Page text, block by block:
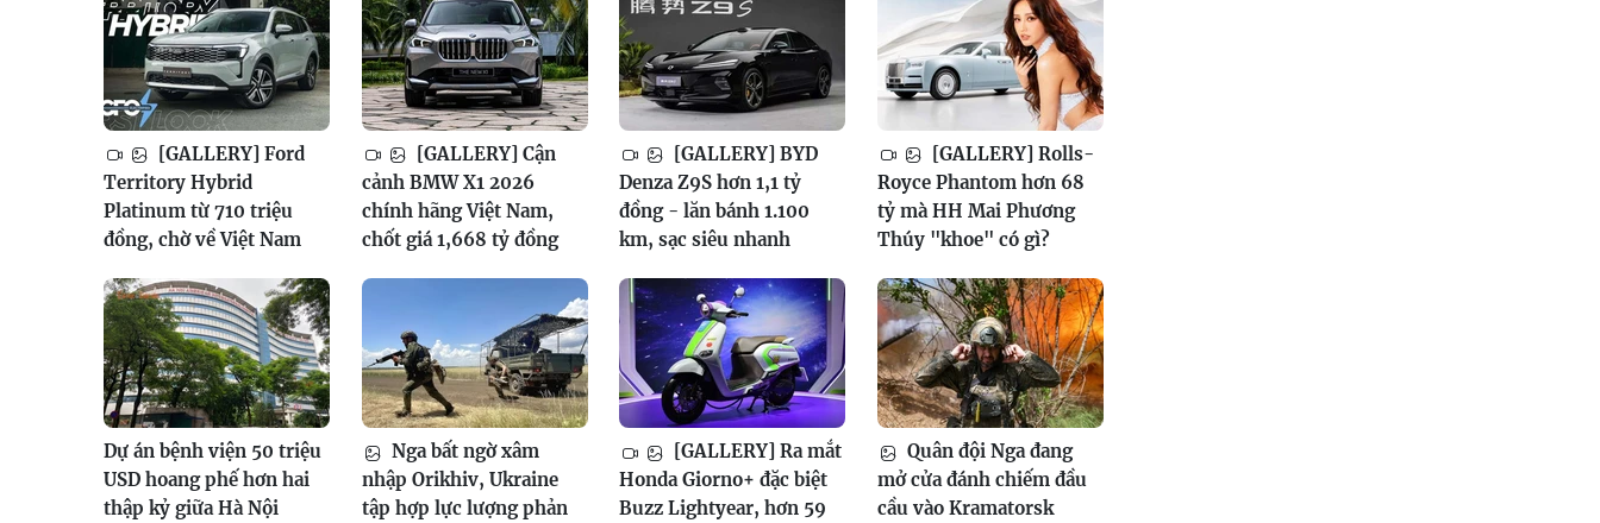
[GALLERY] Ford
Territory Hybrid
Platinum từ 710 triệu
đồng, chờ về Việt Nam
[GALLERY] Cận
cảnh BMW X1 2026
chính hãng Việt Nam,
chốt giá 1,668 tỷ đồng
[GALLERY] BYD
Denza Z9S hơn 1,1 tỷ
đồng - lăn bánh 1.100
km, sạc siêu nhanh
[GALLERY] Rolls-
Royce Phantom hơn 68
tỷ mà HH Mai Phương
Thúy "khoe" có gì?
Dự án bệnh viện 50 triệu
USD hoang phế hơn hai
thập kỷ giữa Hà Nội
Nga bất ngờ xâm
nhập Orikhiv, Ukraine
tập hợp lực lượng phản
[GALLERY] Ra mắt
Honda Giorno+ đặc biệt
Buzz Lightyear, hơn 59
Quân đội Nga đang
mở cửa đánh chiếm đầu
cầu vào Kramatorsk